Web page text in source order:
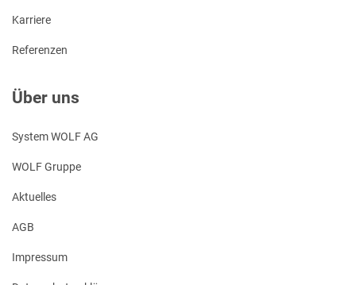
Karriere
Referenzen
Über uns
System WOLF AG
WOLF Gruppe
Aktuelles
AGB
Impressum